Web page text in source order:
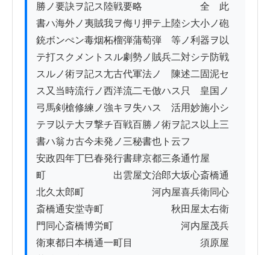
勝ノ要訣ヲ記ス陸戦要略　　　　　　全　此
書ハ海外ノ夷賊我ヲ侮リ押テ上陸シ大小ノ砲
銃ボンぺン毒烟柘榴弾蒲萄弾　等ノ利器ヲ以
テ打スクメントスル劇勢ノ賊兵二対シテ防戦
スルノ術ヲ記ス尢古代軍法ノ　陳述二固泥セ
ス又当時流行ノ西洋流二モ倣ハス只　皇国ノ
弓馬剣槍修練ノ強キヲ失ハス　活用妙施小シ
テヲ以テ大ヲ撃チ百戦百勝ノ術ヲ記ス以上三
書ハ翁カ古今未発ノ三秘書也ト云フ
安政四年丁巳春発行書肆京都三条通竹屋
町　　　　　　　出雲屋文治郎大坂心斎橋通
北久太郎町　　　　　　　河内屋喜兵衛同心
斎橋通安堂寺町　　　　　　　秋田屋太右衛
門同心斎橋博労町　　　　　　　河内屋茂兵
衛東都日本橋通一町目　　　　　　　須原屋